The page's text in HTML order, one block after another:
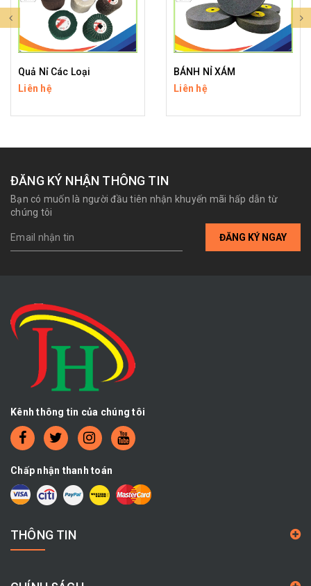
Quả Nỉ Các Loại
Liên hệ
BÁNH NỈ XÁM
Liên hệ
ĐĂNG KÝ NHẬN THÔNG TIN
Bạn có muốn là người đầu tiên nhận khuyến mãi hấp dẫn từ
chúng tôi
ĐĂNG KÝ NGAY
Kênh thông tin của chúng tôi
Chấp nhận thanh toán
THÔNG TIN